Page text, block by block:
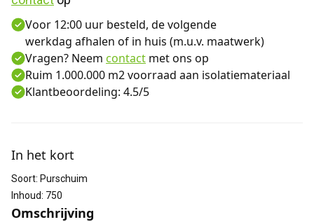
Voor 12:00 uur besteld, de volgende
werkdag afhalen of in huis (m.u.v. maatwerk)
Vragen? Neem contact met ons op
Ruim 1.000.000 m2 voorraad aan isolatiemateriaal
Klantbeoordeling: 4.5/5
In het kort
Soort: Purschuim
Inhoud: 750
Omschrijving